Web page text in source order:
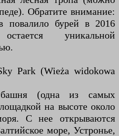
Обратите внимание:
повалило бурей в 2016
уникальной
Park (Wieża widokowa
башня (одна из самых
на высоте около
С нее открываются
море, Устронье,